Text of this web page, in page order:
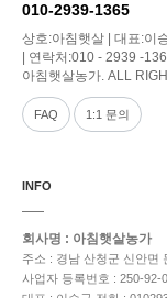
010-2939-1365
상호:아침햇살 | 대표:이
| 연락처:010 - 2939 -
아침햇살농가. ALL
FAQ 1:1 문의
INFO
회사명 : 아침햇살농가
주소 : 경남 산청군 신안면
사업자 등록번호 : 250-92-